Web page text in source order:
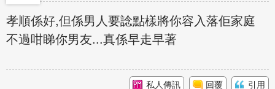
孝順係好,但係男人要諗點樣將你容入落佢家庭
不過咁睇你男友...真係早走早著
私人傳訊 回覆 引用